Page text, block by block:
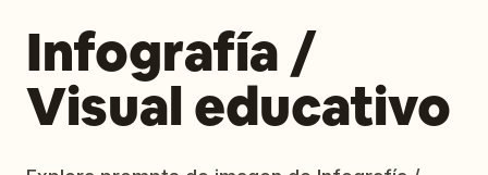
Habilidades
Infografía /
Visual educativo